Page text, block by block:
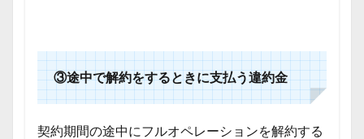
③途中で解約をするときに支払う違約金
契約期間の途中にフルオペレーションを解約する